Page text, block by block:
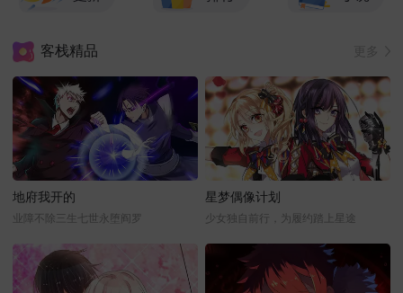
客栈精品
地府我开的
业障不除三生七世永堕阎罗
星梦偶像计划
少女独自前行，为履约踏上星途